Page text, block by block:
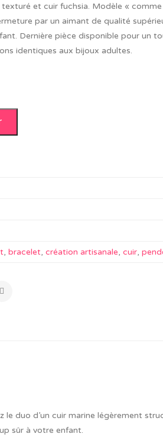
et cuir fuchsia. Modèle «
par un aimant de qualité
Dernière pièce disponible pour un
identiques aux bijoux adultes.
,bracelet,création artisanale,cuir,
duo d’un cuir marine légèrement
sûr à votre enfant.